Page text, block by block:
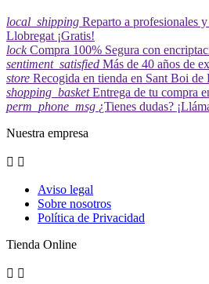
local_shipping Reparto a profesionales
Llobregat ¡Gratis!
lock Compra 100% Segura con
sentiment_satisfied Más de 40 años de
store Recogida en tienda en Sant Boi de
shopping_basket Entrega de tu compra
perm_phone_msg ¿Tienes dudas?
Nuestra empresa
 
Aviso legal
Sobre nosotros
Política de Privacidad
Tienda Online
 